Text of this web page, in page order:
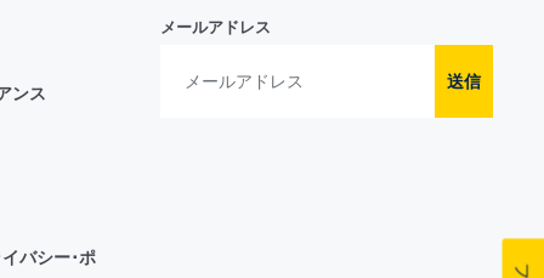
ンス
バシー･ポ
メールアドレス
送信